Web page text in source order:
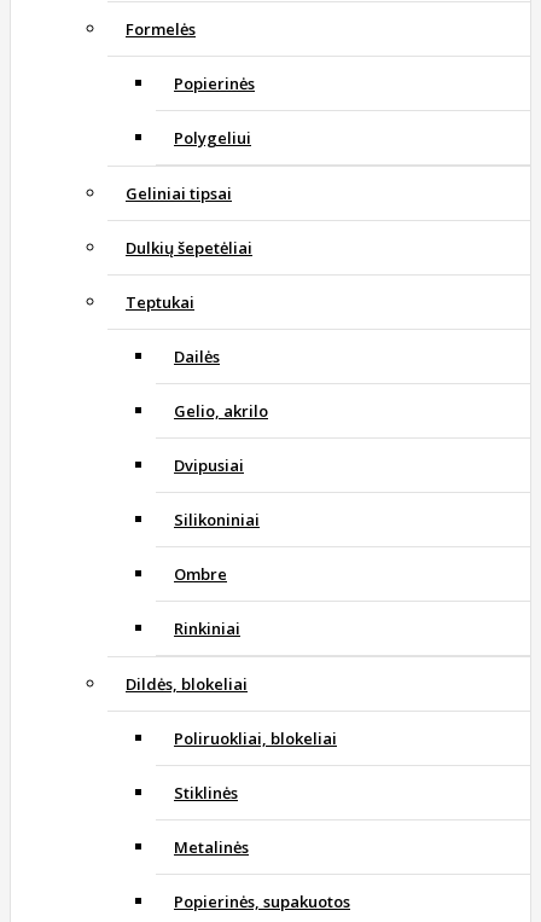
Formelės
Popierinės
Polygeliui
Geliniai tipsai
Dulkių šepetėliai
Teptukai
Dailės
Gelio, akrilo
Dvipusiai
Silikoniniai
Ombre
Rinkiniai
Dildės, blokeliai
Poliruokliai, blokeliai
Stiklinės
Metalinės
Popierinės, supakuotos